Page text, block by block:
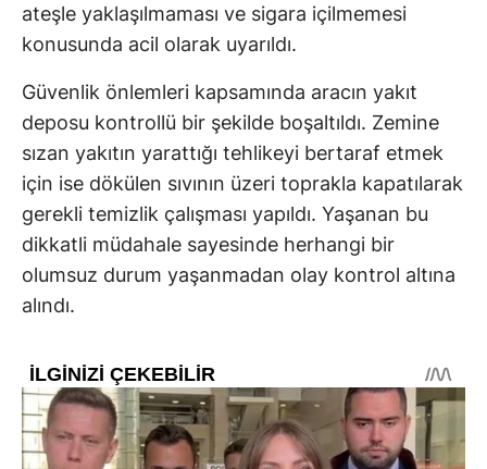
ateşle yaklaşılmaması ve sigara içilmemesi
konusunda acil olarak uyarıldı.
Güvenlik önlemleri kapsamında aracın yakıt
deposu kontrollü bir şekilde boşaltıldı. Zemine
sızan yakıtın yarattığı tehlikeyi bertaraf etmek
için ise dökülen sıvının üzeri toprakla kapatılarak
gerekli temizlik çalışması yapıldı. Yaşanan bu
dikkatli müdahale sayesinde herhangi bir
olumsuz durum yaşanmadan olay kontrol altına
alındı.